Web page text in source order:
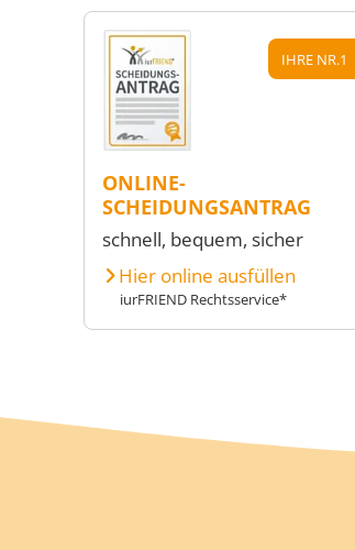
IHRE NR.1
ONLINE-
SCHEIDUNGSANTRAG
schnell, bequem, sicher
Hier online ausfüllen
iurFRIEND Rechtsservice*